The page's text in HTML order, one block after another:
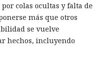
colas ocultas y falta de
más que otros
se vuelve
hechos, incluyendo